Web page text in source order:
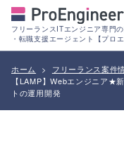
フリーランスITエンジニア専門
・転職支援エージェント【プロエ
ホーム > フリーランス案件
【LAMP】Webエンジニア★
トの運用開発